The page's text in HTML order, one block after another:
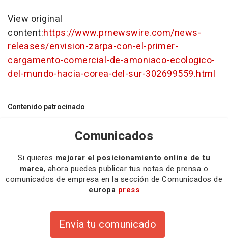
View original
content:https://www.prnewswire.com/news-
releases/envision-zarpa-con-el-primer-
cargamento-comercial-de-amoniaco-ecologico-
del-mundo-hacia-corea-del-sur-302699559.html
Contenido patrocinado
Comunicados
Si quieres mejorar el posicionamiento online de tu
marca, ahora puedes publicar tus notas de prensa o
comunicados de empresa en la sección de Comunicados de
europa press
Envía tu comunicado